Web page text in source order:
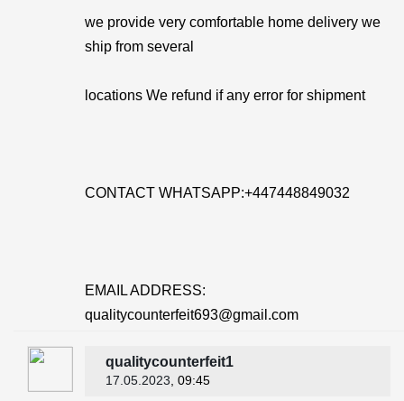
we provide very comfortable home delivery we
ship from several
locations We refund if any error for shipment
CONTACT WHATSAPP:+447448849032
EMAIL ADDRESS:
qualitycounterfeit693@gmail.com
qualitycounterfeit1
17.05.2023 , 09:45